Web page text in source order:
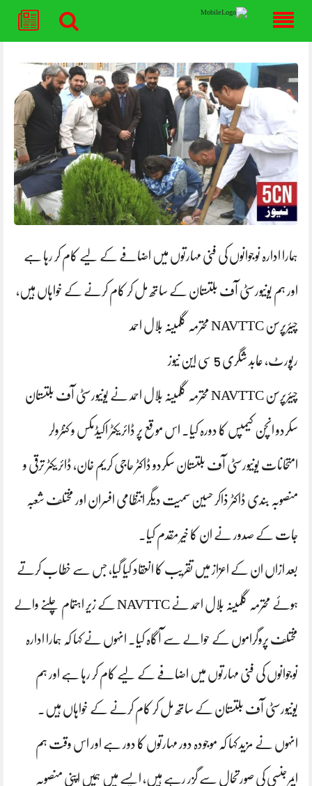
content
ہمارا ادارہ نوجوانوں کی فنی مہارتوں میں اضافے کے لیے کام کر رہا ہے
اور ہم یونیورسٹی آف بلتستان کے ساتھ مل کر کام کرنے کے خواہاں ہیں،
چیئرپرسن NAVTTC محترمہ گلمینہ بلال احمد
رپورٹ، عابد شگری 5 سی این نیوز
چیئرپرسن NAVTTC محترمہ گلمینہ بلال احمد نے یونیورسٹی آف بلتستان
سکردو انچن کیمپس کا دورہ کیا۔ اس موقع پر ڈائریکٹر اکیڈمکس و کنٹرولر
امتحانات یونیورسٹی آف بلتستان سکردو ڈاکٹر حاجی کریم خان، ڈائریکٹر ترقی و
منصوبہ بندی ڈاکٹر ذاکر حسین سمیت دیگر انتظامی افسران اور مختلف شعبہ
جات کے صدور نے ان کا خیر مقدم کیا۔
بعد ازاں ان کے اعزاز میں تقریب کا انعقاد کیا گیا، جس سے خطاب کرتے
ہوئے محترمہ گلمینہ بلال احمد نے NAVTTC کے زیر اہتمام چلنے والے
مختلف پروگراموں کے حوالے سے آگاہ کیا۔ انہوں نے کہا کہ ہمارا ادارہ
نوجوانوں کی فنی مہارتوں میں اضافے کے لیے کام کر رہا ہے اور ہم
یونیورسٹی آف بلتستان کے ساتھ مل کر کام کرنے کے خواہاں ہیں۔
انہوں نے مزید کہا کہ موجودہ دور مہارتوں کا دور ہے اور اس وقت ہم
ایمرجنسی کی صورتحال سے گزر رہے ہیں، ایسے میں ہمیں اپنی منصوبہ